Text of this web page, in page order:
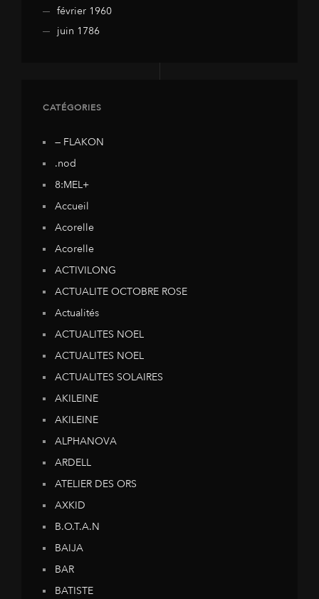
février 1960
juin 1786
CATÉGORIES
— FLAKON
.nod
8:MEL+
Accueil
Acorelle
Acorelle
ACTIVILONG
ACTUALITE OCTOBRE ROSE
Actualités
ACTUALITES NOEL
ACTUALITES NOEL
ACTUALITES SOLAIRES
AKILEINE
AKILEINE
ALPHANOVA
ARDELL
ATELIER DES ORS
AXKID
B.O.T.A.N
BAIJA
BAR
BATISTE